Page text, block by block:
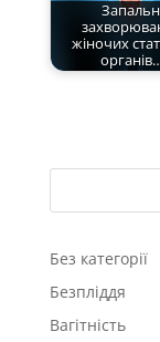
жіночих
Без категорії
Безпліддя
Вагітність